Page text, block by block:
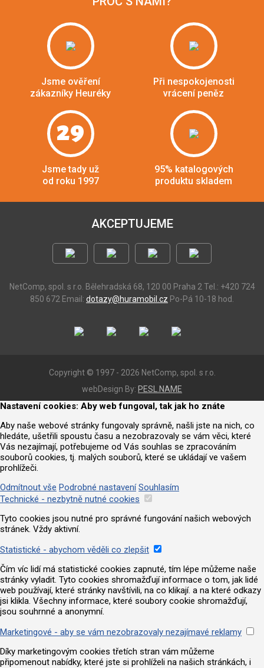
Jsme ověření
zákazníky Heuréky
Při nespokojenosti
vrácení peněz
29
Jsme tady už
od roku 1997
95% katalogových
produktu skladem
AKCEPTUJEME
NetComp, spol. s r.o. Bělehradská 68, 120 00 Praha 2 Tel.: +420 724
850 672 Email: dotazy@huramobil.cz Po-Pá 10-18 hod.
Copyright © 1997 - 2026 NetComp, spol. s r.o.
webDesign By: PESL.NAME
Nastavení cookies: Aby web fungoval, tak jak ho znáte
Aby naše webové stránky fungovaly správně, našli jste na nich, co
hledáte, ušetřili spoustu času a nezobrazovaly se vám věci, které
Vás nezajímají, potřebujeme od Vás souhlas se zpracováním
souborů cookies, tj. malých souborů, které se ukládají ve vašem
prohlížeči.
Odmítnout vše Podrobné nastavení Souhlasím
Technické - nezbytně nutné cookies
Tyto cookies jsou nutné pro správné fungování našich webových
stránek. Vždy aktivní.
Statistické - abychom věděli co zlepšit
Čím víc lidí má statistické cookies zapnuté, tím lépe můžeme naše
stránky vyladit. Tyto cookies shromažďují informace o tom, jak lidé
web používají, které stránky navštívili, na co klikají. a na které odkazy
jsi klikla. Všechny informace, které soubory cookie shromažďují,
jsou souhrnné a anonymní.
Marketingové - aby se vám nezobrazovaly nezajímavé reklamy
Díky marketingovým cookies třetích stran vám můžeme
připomenout nabídky, které jste si prohlíželi na našich stránkách, i